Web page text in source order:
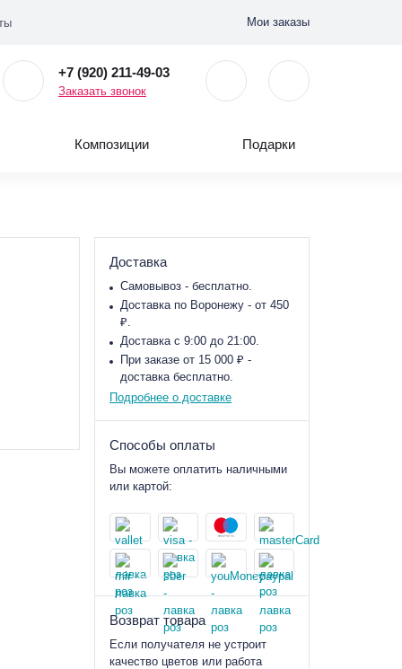
Мои заказы
+7 (920) 211-49-03
Заказать звонок
Композиции Подарки
Доставка
Самовывоз - бесплатно.
Доставка по Воронежу - от 450
₽.
Доставка с 9:00 до 21:00.
При заказе от 15 000 ₽ -
доставка бесплатно.
Подробнее о доставке
Способы оплаты
Вы можете оплатить наличными
или картой:
Возврат товара
Если получателя не устроит
качество цветов или работа